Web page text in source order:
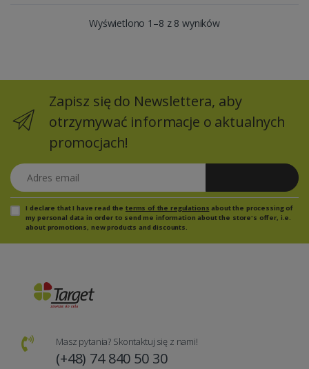
Wyświetlono 1–8 z 8 wyników
Zapisz się do Newslettera, aby
otrzymywać informacje o aktualnych
promocjach!
Adres email
I declare that I have read the terms of the regulations about the processing of
my personal data in order to send me information about the store's offer, i.e.
about promotions, new products and discounts.
Masz pytania? Skontaktuj się z nami!
(+48) 74 840 50 30